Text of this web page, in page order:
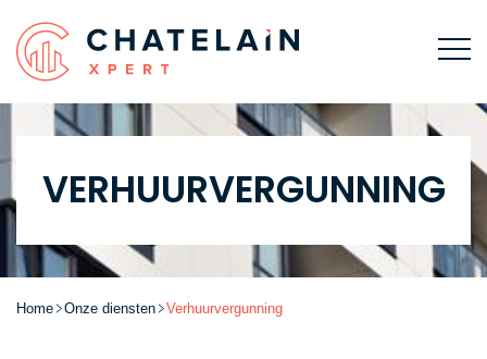
VERHUURVERGUNNING
Home Onze diensten Verhuurvergunning